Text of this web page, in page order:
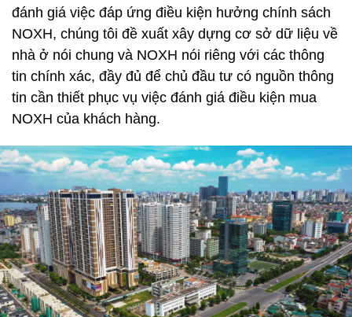
đánh giá việc đáp ứng điều kiện hưởng chính sách
NOXH, chúng tôi đề xuất xây dựng cơ sở dữ liệu về
nhà ở nói chung và NOXH nói riêng với các thông
tin chính xác, đầy đủ để chủ đầu tư có nguồn thông
tin cần thiết phục vụ việc đánh giá điều kiện mua
NOXH của khách hàng.